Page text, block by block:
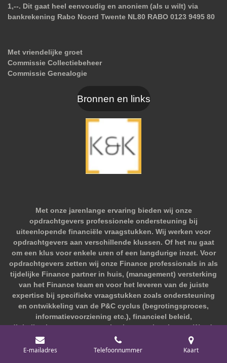
1,--. Dit gaat heel eenvoudig en anoniem (als u wilt) via
bankrekening Rabo Noord Twente NL80 RABO 0123 9495 80
Met vriendelijke groet
Commissie Collectiebeheer
Commissie Genealogie
Bronnen en links
Met onze jarenlange ervaring bieden wij onze
opdrachtgevers professionele ondersteuning bij
uiteenlopende financiële vraagstukken. Wij werken voor
opdrachtgevers aan verschillende klussen. Of het nu gaat
om een klus voor enkele uren of een langdurige inzet. Voor
opdrachtgevers zetten wij onze Finance professionals in als
tijdelijke Finance partner in huis, (management) versterking
van het Finance team en voor het leveren van de juiste
expertise bij specifieke vraagstukken zoals ondersteuning
en ontwikkeling van de P&C cyclus (begrotingsproces,
informatievoorziening etc.), financieel beleid,
digitaliseringsprocessen en implementatietrajecten. Wat de
vraag ook is, een oplossing wordt altijd geboden.
E-mailadres
Telefoonnummer Kaart